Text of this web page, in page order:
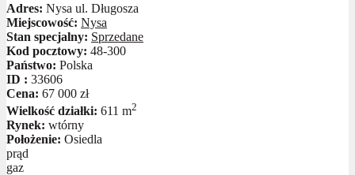
Adres: Nysa ul. Długosza
Miejscowość: Nysa
Stan specjalny: Sprzedane
Kod pocztowy: 48-300
Państwo: Polska
ID : 33606
Cena: 67 000 zł
Wielkość działki: 611 m2
Rynek: wtórny
Położenie: Osiedla
prąd
gaz